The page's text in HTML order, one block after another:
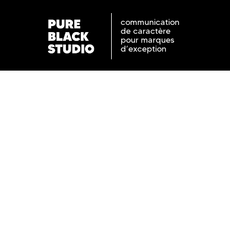
communication
de caractère
pour marques
d’exception